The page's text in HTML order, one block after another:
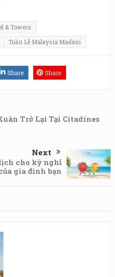
& Towers
Tuần Lễ Malaysia Madani
Share Share
Trở Lại Tại Citadines
Next
cho kỳ nghỉ
gia đình bạn